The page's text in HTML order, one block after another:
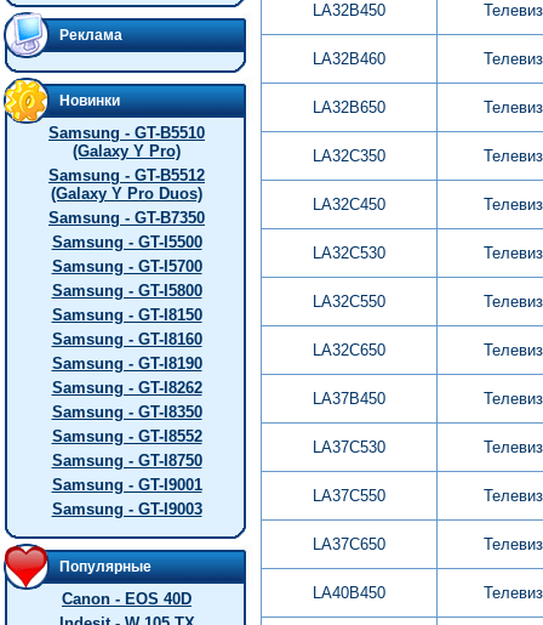
Реклама
Новинки
Samsung - GT-B5510
(Galaxy Y Pro)
Samsung - GT-B5512
(Galaxy Y Pro Duos)
Samsung - GT-B7350
Samsung - GT-I5500
Samsung - GT-I5700
Samsung - GT-I5800
Samsung - GT-I8150
Samsung - GT-I8160
Samsung - GT-I8190
Samsung - GT-I8262
Samsung - GT-I8350
Samsung - GT-I8552
Samsung - GT-I8750
Samsung - GT-I9001
Samsung - GT-I9003
Популярные
Canon - EOS 40D
LA32B450
LA32B460
LA32B650
LA32C350
LA32C450
LA32C530
LA32C550
LA32C650
LA37B450
LA37C530
LA37C550
LA37C650
LA40B450